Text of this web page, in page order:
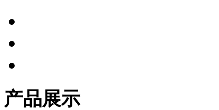
产品展示